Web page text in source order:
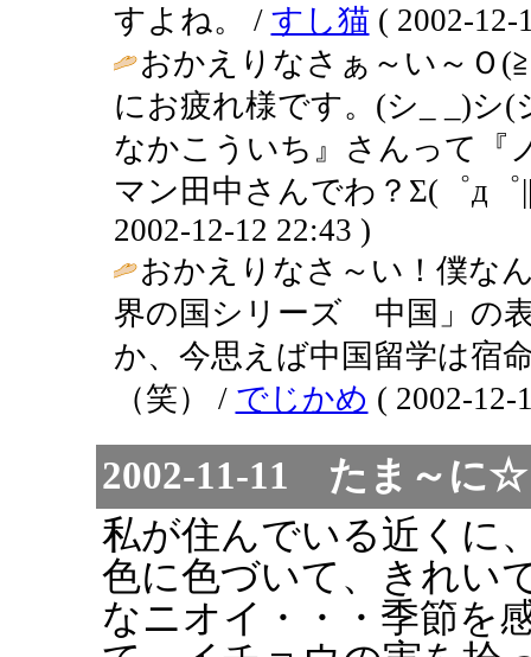
すよね。 / すし猫 ( 2002-12-
おかえりなさぁ～い～Ｏ
にお疲れ様です。(シ_ _)
なかこういち』さんって『
マン田中さんでわ？Σ(゜д
2002-12-12 22:43 )
おかえりなさ～い！僕な
界の国シリーズ 中国」の
か、今思えば中国留学は宿
（笑） / でじかめ ( 2002-12-
2002-11-11 たま～
私が住んでいる近くに
色に色づいて、きれい
なニオイ・・・季節を